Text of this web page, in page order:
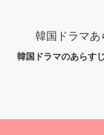
韓国ドラマあ
韓国ドラマのあらす